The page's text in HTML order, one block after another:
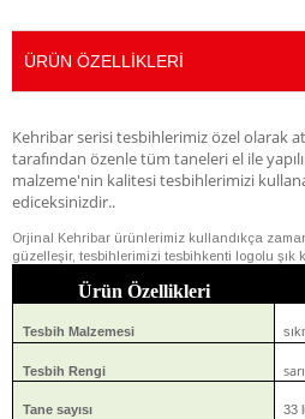
ÜRÜN ÖZELLIKLERI
Kehribar serisi tesbihlerimiz özel olarak
tarafından özenle tüm taneleri el ile
malzeme'nin kalitesi tesbihlerimizi
ediceksinizdir..
Orjinal Kehribar ürünlerimiz kullandıkça
güzelleşir, tesbihlerimizi tesbihkenti logolu şık
Ürün Özellikleri
Tesbih Malzemesi
Tesbih Rengi sarı
Tane sayısı 33